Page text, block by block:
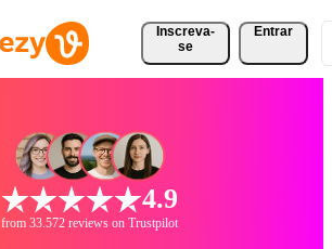
Inscreva-
se
Entrar
4.9
from 33.572 reviews on Trustpilot